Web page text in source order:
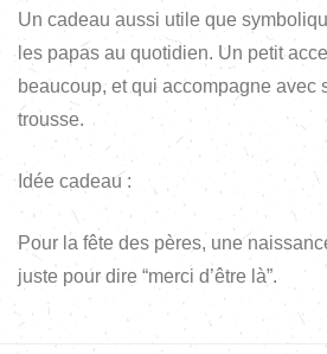
Un cadeau aussi utile que
les papas au quotidien. Un petit
beaucoup, et qui accompagne avec
trousse.
Idée cadeau :
Pour la fête des pères, une
juste pour dire “merci d’être là”.